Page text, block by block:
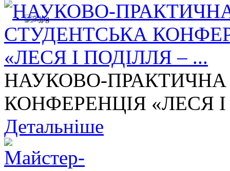
НАУКОВО-
КОНФЕРЕНЦІЯ «ЛЕСЯ І
Детальніше